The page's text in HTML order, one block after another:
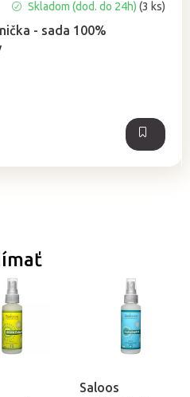
- sada 100%
Skladom (dod. do 24h)(3 ks)
Saloos